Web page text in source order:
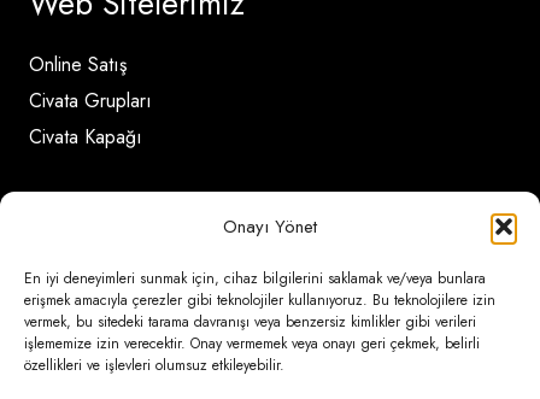
Onayı Yönet
En iyi deneyimleri sunmak için, cihaz bilgilerini saklamak ve/veya bunlara
erişmek amacıyla çerezler gibi teknolojiler kullanıyoruz. Bu teknolojilere izin
vermek, bu sitedeki tarama davranışı veya benzersiz kimlikler gibi verileri
işlememize izin verecektir. Onay vermemek veya onayı geri çekmek, belirli
özellikleri ve işlevleri olumsuz etkileyebilir.
Online Satış
Civata Grupları
Civata Kapağı
İletişim Detayları
Ömerli Mahallesi Risalet Sokak No:6/A (Hadımköy)
– Arnavutköy / İstanbul
0850 346 6 772